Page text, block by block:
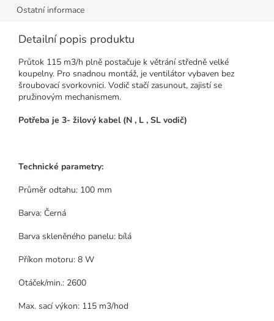
Ostatní informace
Detailní popis produktu
Průtok 115 m3/h plně postačuje k větrání středně velké
koupelny. Pro snadnou montáž, je ventilátor vybaven bez
šroubovací svorkovnici. Vodič stačí zasunout, zajistí se
pružinovým mechanismem.
Potřeba je 3- žilový kabel (N , L , SL vodič)
Technické parametry:
Průměr odtahu: 100 mm
Barva: Černá
Barva skleněného panelu: bílá
Příkon motoru: 8 W
Otáček/min.: 2600
Max. sací výkon: 115 m3/hod